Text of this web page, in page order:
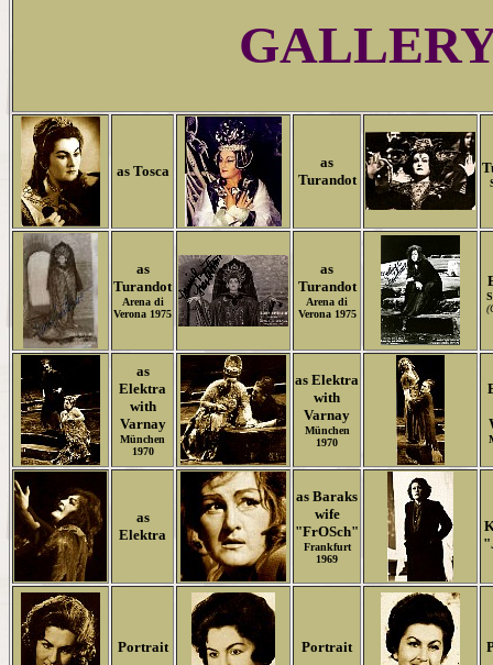
as Tosca
as
Turandot
as
Turandot
Arena di
Verona 1975
as
Turandot
Arena di
Verona 1975
as
Elektra
with
Varnay
München
1970
as Elektra
with
Varnay
München
1970
as
Elektra
as Baraks
wife
"FrOSch"
Frankfurt
1969
Portrait Portrait